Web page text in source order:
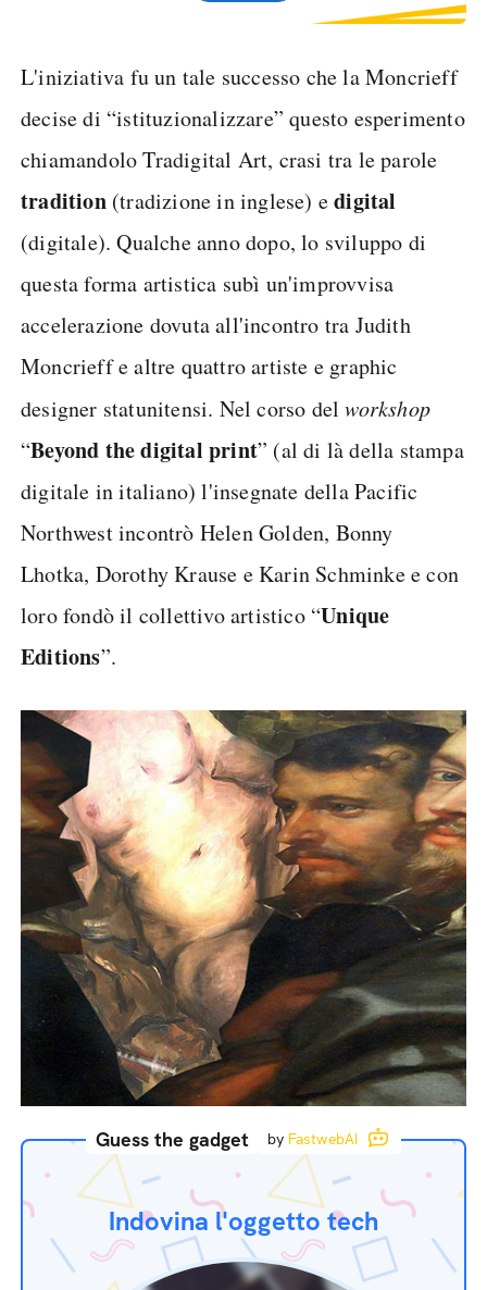
L'iniziativa fu un tale successo che la Moncrieff
decise di “istituzionalizzare” questo esperimento
chiamandolo Tradigital Art, crasi tra le parole
tradition(tradizione in inglese) edigital
(digitale). Qualche anno dopo, lo sviluppo di
questa forma artistica subì un'improvvisa
accelerazione dovuta all'incontro tra Judith
Moncrieff e altre quattro artiste e graphic
designer statunitensi. Nel corso delworkshop
“Beyond the digital print” (al di là della stampa
digitale in italiano) l'insegnate della Pacific
Northwest incontrò Helen Golden, Bonny
Lhotka, Dorothy Krause e Karin Schminke e con
loro fondò il collettivo artistico “Unique
Editions”.
Guess the gadget by FastwebAI
Indovina l'oggetto tech